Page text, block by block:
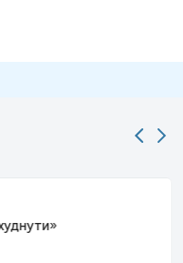
залози із впливом